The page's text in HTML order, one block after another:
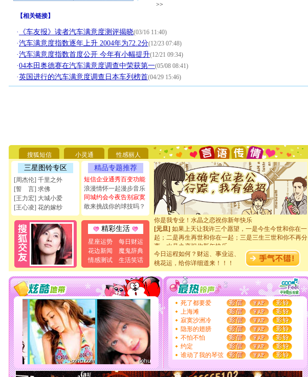
>>
【相关链接】
· 《车友报》读者汽车满意度测评揭晓(03/16 11:40)
·汽车满意度指数逐年上升 2004年为72.2分(12/23 07:48)
·汽车满意度指数首度公开 今年有小幅提升(12/21 09:34)
·04本田奥德赛在汽车满意度调查中荣获第一(05/08 08:41)
·英国进行的汽车满意度调查日本车列榜首(04/29 15:46)
搜狐短信 小灵通 性感丽人
三星图铃专区
[周杰伦] 千里之外
[誓 言] 求佛
[王力宏] 大城小爱
[王心凌] 花的嫁纱
精品专题推荐
短信企业通秀百变功能
浪漫情怀一起漫步音乐
同城约会今夜告别寂寞
敢来挑战你的球技吗？
精彩生活
星座运势
每日财运
花边新闻
魔鬼辞典
情感测试
生活笑话
要平安！千万要知足！千万不要忘记我！
[圣诞节]不只这样的日子才会想起你,而是这样的日子才
能正大光明地骚扰你,告诉你,圣诞要快乐!新年要快乐!天
天都要快乐噢!
[圣诞节]奉上一颗祝福的心,在这个特别的日子里,愿幸福,
如意,快乐,鲜花,一切美好的祝愿与你同在.圣诞快乐!
[元旦]看到你我会触电；看不到你我要充电；没有你我会
断电。爱你是我职业，想你是我事业，抱你是我特长，吻
你是我专业！水晶之恋祝你新年快乐
[元旦]如果上天让我许三个愿望，一是今生今世和你在一
起；二是再生再世和你在一起；三是三生三世和你不再分
离。水晶之恋祝你新年快乐
[元旦]
当我狠下心扭头离去那一刻，你在我身后无助地哭
泣，这痛楚让我明白我多么爱你。我转身抱住你：这猪不
卖了。水晶之恋祝你新年快乐。
[春节]风柔雨润好月圆，半岛铁盒伴身边，每日尽显开心
颜！冬去春来似水如烟，劳碌人生需尽欢！听一曲轻歌，
道一声平安！新年吉祥万事如愿
[春节]
传说薰衣草有四片叶子：第一片叶子是信仰，第二
片叶子是希望，第三片叶子是爱情，第四片叶子是幸运。
送你一棵薰衣草，愿你新年快乐！
[圣诞节]圣诞节到了，想想没什么送给你的，又不打算给
你太多，只有给你五千万：千万快乐！千万要健康！千万
要平安！千万要知足！千万不要忘记我！
[圣诞节]不只这样的日子才会想起你,而是这样的日子才
能正大光明地骚扰你,告诉你,圣诞要快乐!新年要快乐!天
天都要快乐噢!
今日运程如何？财运、事业运、
桃花运，给你详细道来！！！
死了都要爱
上海滩
寂寞沙洲冷
隐形的翅膀
不怕不怕
约定
谁动了我的琴弦